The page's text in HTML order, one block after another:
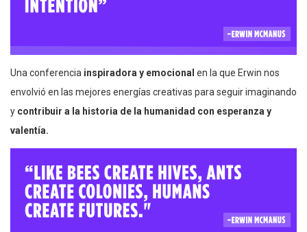
Una conferencia inspiradora y emocional en la que Erwin nos
envolvió en las mejores energías creativas para seguir imaginando
y contribuir a la historia de la humanidad con esperanza y
valentía.